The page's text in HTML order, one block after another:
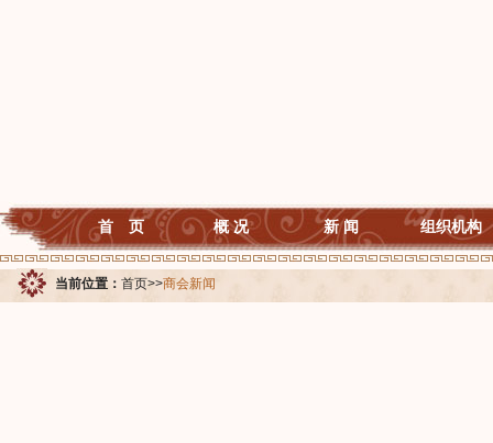
首 页 概 况 新 闻 组织机构
当前位置： 首页>>商会新闻